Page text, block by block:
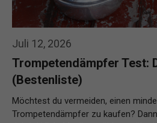
Juli 12, 2026
Trompetendämpfer Test:
(Bestenliste)
Möchtest du vermeiden, einen
Trompetendämpfer zu kaufen?